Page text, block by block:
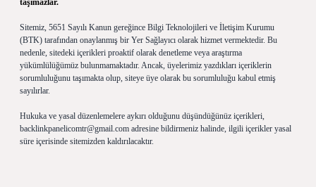
taşımazlar.
Sitemiz, 5651 Sayılı Kanun gereğince Bilgi Teknolojileri ve İletişim Kurumu
(BTK) tarafından onaylanmış bir Yer Sağlayıcı olarak hizmet vermektedir. Bu
nedenle, sitedeki içerikleri proaktif olarak denetleme veya araştırma
yükümlülüğümüz bulunmamaktadır. Ancak, üyelerimiz yazdıkları içeriklerin
sorumluluğunu taşımakta olup, siteye üye olarak bu sorumluluğu kabul etmiş
sayılırlar.
Hukuka ve yasal düzenlemelere aykırı olduğunu düşündüğünüz içerikleri,
backlinkpanelicomtr@gmail.com adresine bildirmeniz halinde, ilgili içerikler yasal
süre içerisinde sitemizden kaldırılacaktır.